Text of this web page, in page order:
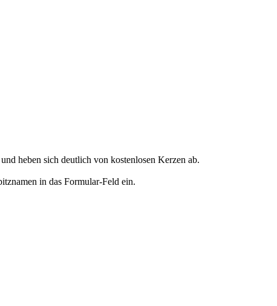
heben sich deutlich von kostenlosen Kerzen ab.
in das Formular-Feld ein.